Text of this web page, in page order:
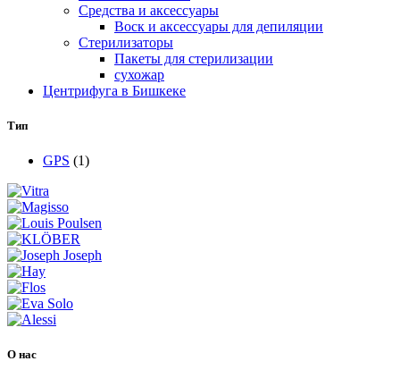
Средства и аксессуары
Воск и аксессуары для депиляции
Стерилизаторы
Пакеты для стерилизации
сухожар
Центрифуга в Бишкеке
Тип
GPS (1)
О нас